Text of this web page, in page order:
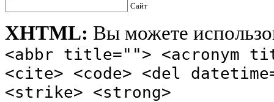
Сайт
XHTML: Вы можете
<abbr title=""> <acronym
<cite> <code> <del
<strike> <strong>